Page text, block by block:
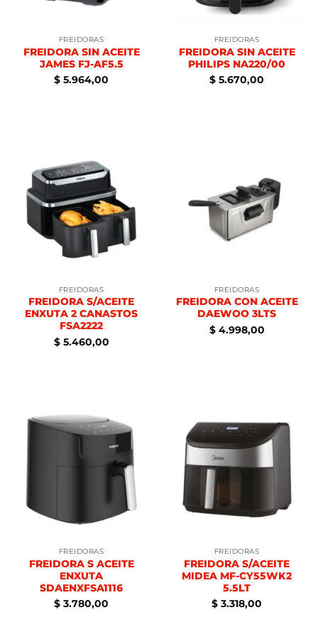
FREIDORAS
FREIDORA SIN ACEITE
JAMES FJ-AF5.5
$ 5.964,00
FREIDORAS
FREIDORA SIN ACEITE
PHILIPS NA220/00
$ 5.670,00
FREIDORAS
FREIDORA S/ACEITE
ENXUTA 2 CANASTOS
FSA2222
$5.460,00
FREIDORAS
FREIDORA CON ACEITE
DAEWOO 3LTS
$4.998,00
FREIDORAS
FREIDORA S ACEITE
ENXUTA
SDAENXFSA1116
$ 3.780,00
FREIDORAS
FREIDORA S/ACEITE
MIDEA MF-CY55WK2
5.5LT
$ 3.318,00